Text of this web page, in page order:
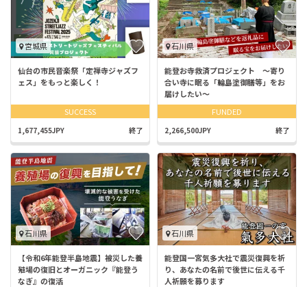
宮城県
仙台の市民音楽祭「定禅寺ジャズフ
ェス」をもっと楽しく！
SUCCESS
1,677,455JPY 終了
石川県
能登お寺救済プロジェクト 〜寄り
合い寺に眠る「輪島塗御膳等」をお
届けしたい〜
FUNDED
2,266,500JPY 終了
石川県
【令和6年能登半島地震】被災した養
殖場の復旧とオーガニック『能登う
なぎ』の復活
石川県
能登国一宮気多大社で震災復興を祈
り、あなたの名前で後世に伝える千
人祈願を募ります